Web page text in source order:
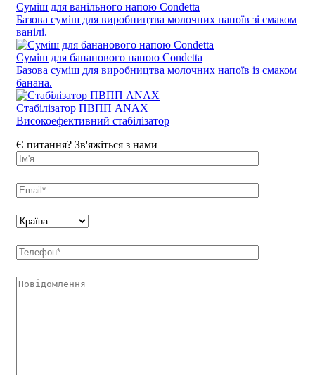
Суміш для ванільного напою Condetta
Базова суміш для виробництва молочних напоїв зі смаком
ванілі.
Суміш для бананового напою Condetta
Базова суміш для виробництва молочних напоїв із смаком
банана.
Стабілізатор ПВПП ANAX
Високоефективний стабілізатор
Є питання? Зв'яжіться з нами